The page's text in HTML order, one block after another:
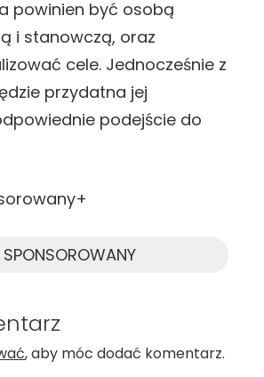
powinien być osobą
i stanowczą, oraz
cele. Jednocześnie z
przydatna jej
podejście do
SPONSOROWANY
, aby móc dodać komentarz.